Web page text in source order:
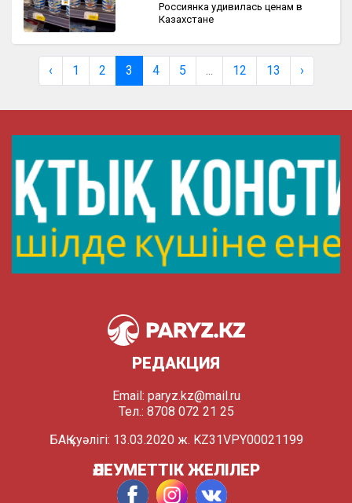
Россиянка удивилась ценам в
Казахстане
‹ 1 2 3 4 5 ... 12 13 ›
РЕДАКЦИЯ
Email: paryz.kz@mail.ru
Тел.: 8708 072 21 25
БАҚ куәлігі: 13.03.2020 ж. KZ31VPY00021199
ӘЛЕУМЕТТІК ЖЕЛІЛЕР